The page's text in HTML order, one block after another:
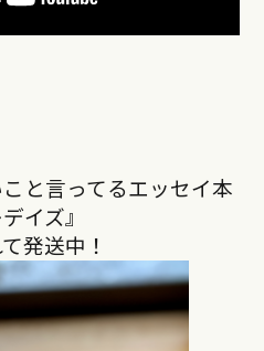
と言ってるエッセイ本
イズ』
発送中！